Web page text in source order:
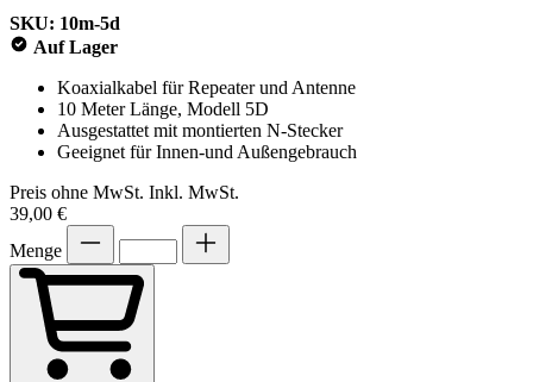
SKU: 10m-5d
Auf Lager
Koaxialkabel für Repeater und Antenne
10 Meter Länge, Modell 5D
Ausgestattet mit montierten N-Stecker
Geeignet für Innen-und Außengebrauch
Preis ohne MwSt. Inkl. MwSt.
39,00 €
Menge